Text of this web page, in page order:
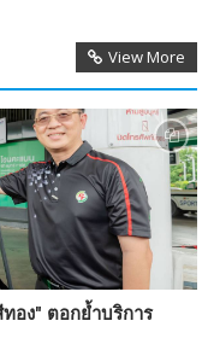
View More
อง" ตอกย้ำบริการ